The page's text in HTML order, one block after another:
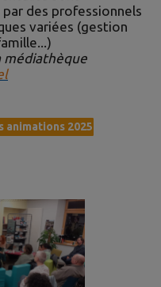
des professionnels
variées (gestion
médiathèque
animations 2025